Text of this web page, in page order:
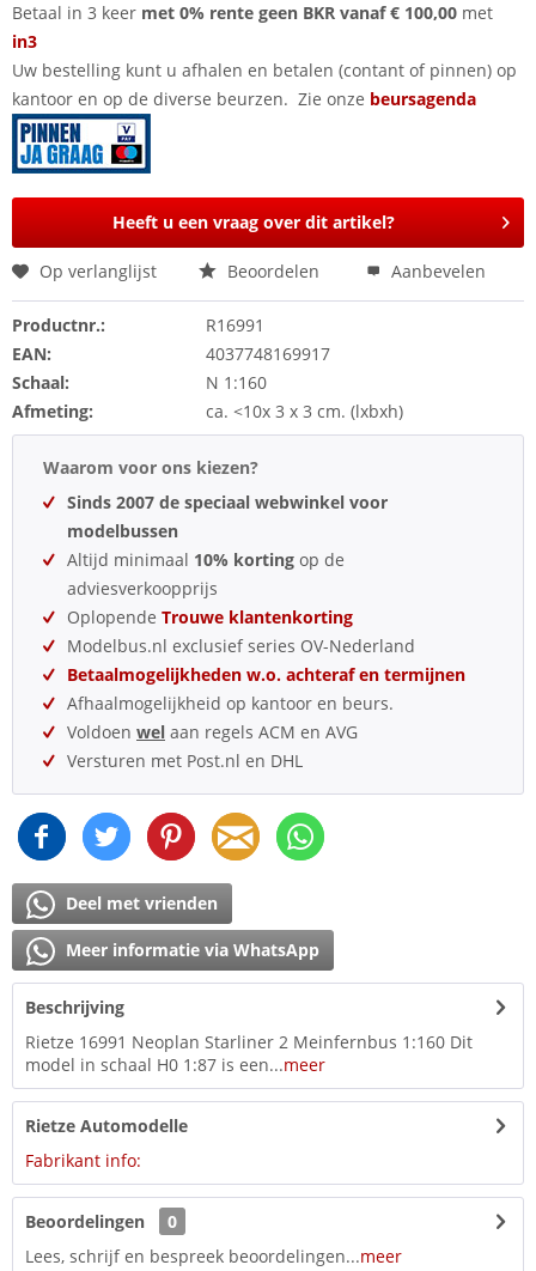
Betaal in 3 keer met 0% rente geen BKR vanaf € 100,00 met
in3
Uw bestelling kunt u afhalen en betalen (contant of pinnen) op
kantoor en op de diverse beurzen. Zie onze beursagenda
Heeft u een vraag over dit artikel?
Op verlanglijst Beoordelen Aanbevelen
Productnr.:
R16991
EAN:
4037748169917
Schaal:
N 1:160
Afmeting:
ca. <10x 3 x 3 cm. (lxbxh)
Waarom voor ons kiezen?
Sinds 2007 de speciaal webwinkel voor
modelbussen
Altijd minimaal 10% korting op de
adviesverkoopprijs
Oplopende Trouwe klantenkorting
Modelbus.nl exclusief series OV-Nederland
Betaalmogelijkheden w.o. achteraf en termijnen
Afhaalmogelijkheid op kantoor en beurs.
Voldoen wel aan regels ACM en AVG
Versturen met Post.nl en DHL
Deel met vrienden
Meer informatie via WhatsApp
Beschrijving
Rietze 16991 Neoplan Starliner 2 Meinfernbus 1:160 Dit
model in schaal H0 1:87 is een...meer
Rietze Automodelle
Fabrikant info:
Beoordelingen
0
Lees, schrijf en bespreek beoordelingen...meer